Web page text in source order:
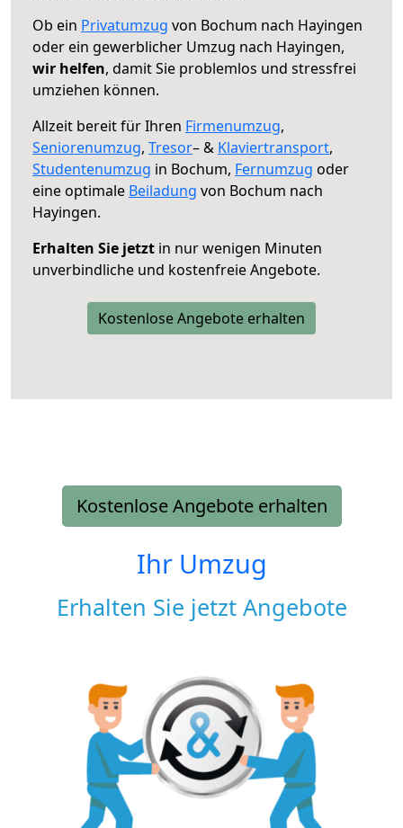
Ob ein Privatumzug von Bochum nach Hayingen
oder ein gewerblicher Umzug nach Hayingen,
wir helfen, damit Sie problemlos und stressfrei
umziehen können.
Allzeit bereit für Ihren Firmenumzug,
Seniorenumzug, Tresor– & Klaviertransport,
Studentenumzug in Bochum, Fernumzug oder
eine optimale Beiladung von Bochum nach
Hayingen.
Erhalten Sie jetzt in nur wenigen Minuten
unverbindliche und kostenfreie Angebote.
Kostenlose Angebote erhalten
Kostenlose Angebote erhalten
Ihr Umzug
Erhalten Sie jetzt Angebote